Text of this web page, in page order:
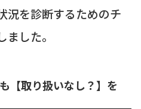
況を診断するためのチ
した。
【取り扱いなし？】を